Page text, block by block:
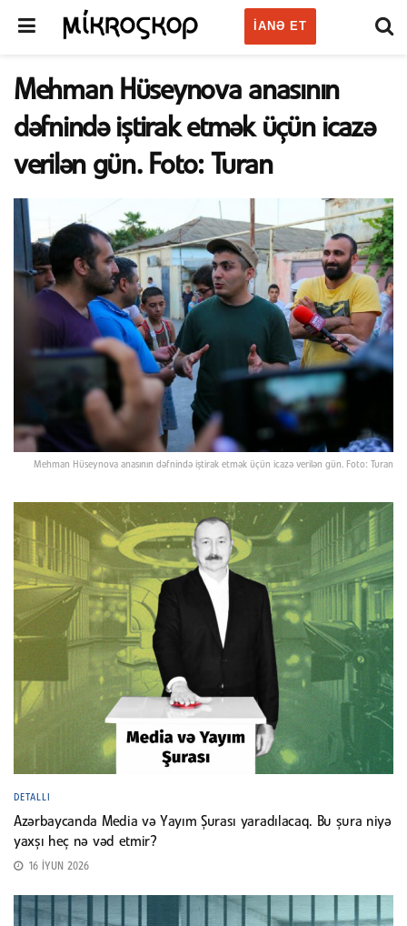
IANƏ ET
Mehman Hüseynova anasının
dəfnində iştirak etmək üçün icazə
verilən gün. Foto: Turan
Mehman Hüseynova anasının dəfnində iştirak etmək üçün icazə verilən gün. Foto: Turan
DETALLI
Azərbaycanda Media və Yayım Şurası yaradılacaq. Bu şura niyə
yaxşı heç nə vəd etmir?
16 İYUN 2026